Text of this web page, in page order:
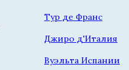
Тур де Франс
Джиро д'Италия
Вуэльта Испании